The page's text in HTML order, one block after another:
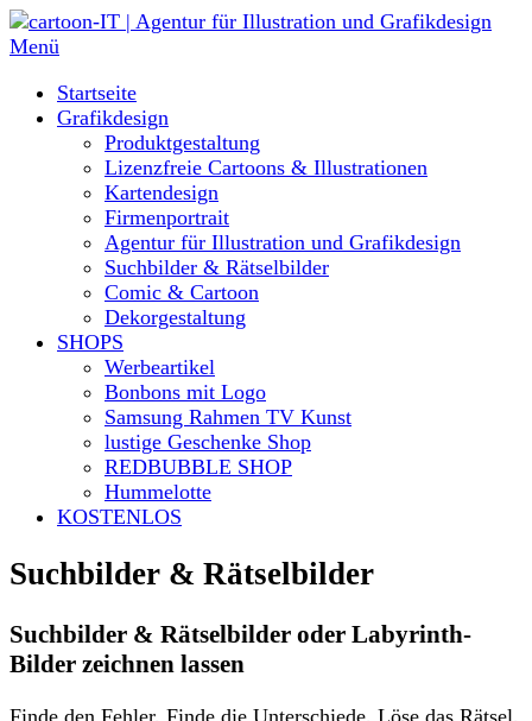
Direkt
zum
Menü
Startseite
Grafikdesign
Produktgestaltung
Lizenzfreie Cartoons & Illustrationen
Kartendesign
Firmenportrait
Agentur für Illustration und Grafikdesign
Suchbilder & Rätselbilder
Comic & Cartoon
Dekorgestaltung
SHOPS
Werbeartikel
Bonbons mit Logo
Samsung Rahmen TV Kunst
lustige Geschenke Shop
REDBUBBLE SHOP
Hummelotte
KOSTENLOS
Suchbilder & Rätselbilder
Suchbilder & Rätselbilder oder Labyrinth-
Bilder zeichnen lassen
Finde den Fehler. Finde die Unterschiede. Löse das Rätsel.